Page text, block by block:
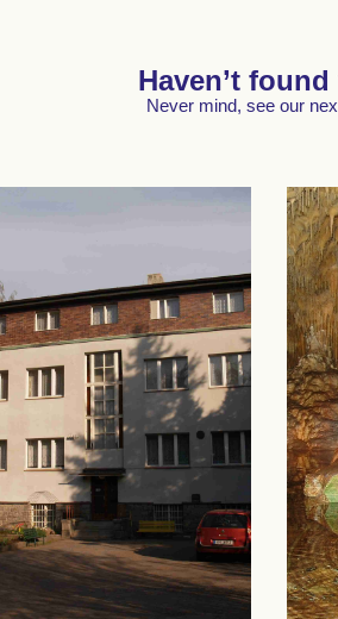
Haven’t found
Never mind, see our